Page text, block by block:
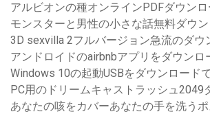
アルビオンの種オンラインPDFダウンロ
モンスターと男性の小さな話無料ダウ
3D sexvilla 2フルバージョン急流のダウ
アンドロイドのairbnbアプリをダウンロ
Windows 10の起動USBをダウンロード
PC用のドリームキャストラッシュ2049
あなたの咳をカバーあなたの手を洗う